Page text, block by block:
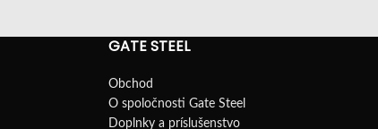
GATE STEEL
Obchod
O spoločnosti Gate Steel
Doplnky a príslušenstvo